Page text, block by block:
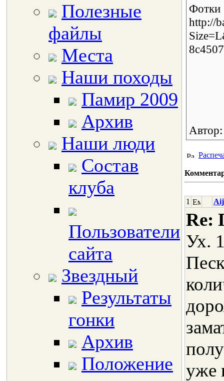
Полезные
файлы
Места
Наши походы
Памир 2009
Архив
Наши люди
Состав
клуба
Пользователи
сайта
Звездный
Результаты
гонки
Архив
Положение
http://
1
Re:
Ух.
уже